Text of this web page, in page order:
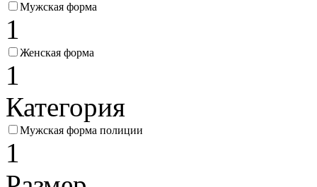
Мужская форма
1
Женская форма
1
Категория
Мужская форма полиции
1